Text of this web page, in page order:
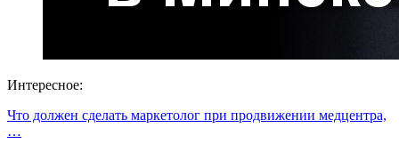
Интересное:
Что должен сделать маркетолог при продвижении медцентра,
…